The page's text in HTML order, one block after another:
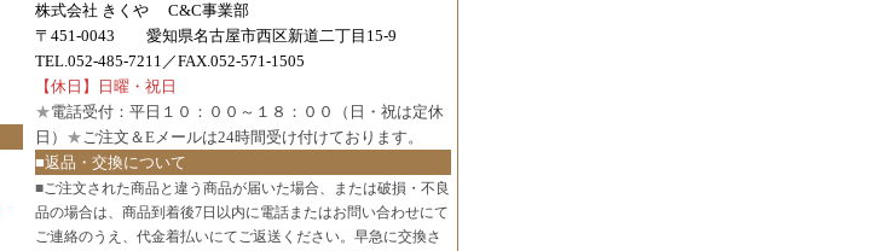
株式会社 きくや C&C事業部
〒451-0043 愛知県名古屋市西区新道二丁目15-9
TEL.052-485-7211／FAX.052-571-1505
【休日】日曜・祝日
★電話受付：平日１０：００～１８：００（日・祝は定休
日） ★ご注文＆Eメールは24時間受け付けております。
■返品・交換について
■ご注文された商品と違う商品が届いた場合、または破損・不良
品の場合は、商品到着後7日以内に電話またはお問い合わせにて
ご連絡のうえ、代金着払いにてご返送ください。早急に交換さ